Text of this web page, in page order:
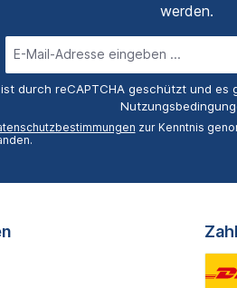
werden.
Mail-
Adresse*
durch reCAPTCHA geschützt und es
zur Kenntnis